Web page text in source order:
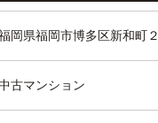
岡県福岡市博多区新和町
古マンション